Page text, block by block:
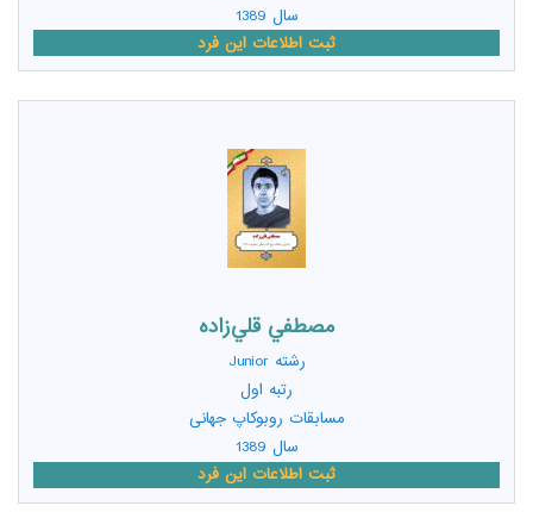
سال 1389
ثبت اطلاعات این فرد
مصطفي قلي‌زاده
رشته Junior
رتبه اول
مسابقات روبوکاپ جهانی
سال 1389
ثبت اطلاعات این فرد